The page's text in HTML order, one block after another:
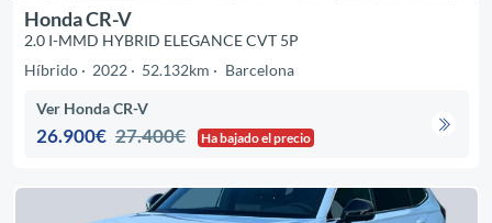
Honda CR-V
2.0 I-MMD HYBRID ELEGANCE CVT 5P
Híbrido
2022 52.132km Barcelona
Ver Honda CR-V
26.900€ 27.400€ Ha bajado el precio